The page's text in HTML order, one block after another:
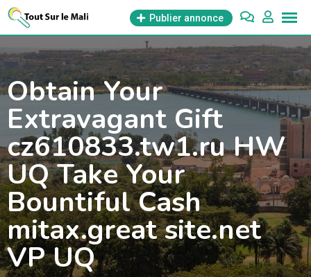
Aller
Publier annonce
Obtain Your
Extravagant Gift
cz610833.tw1.ru HW
UQ Take Your
Bountiful Cash
mitax.great site.net
VP UQ